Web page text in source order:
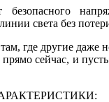
безопасного
света без
где другие даже
прямо сейчас, и